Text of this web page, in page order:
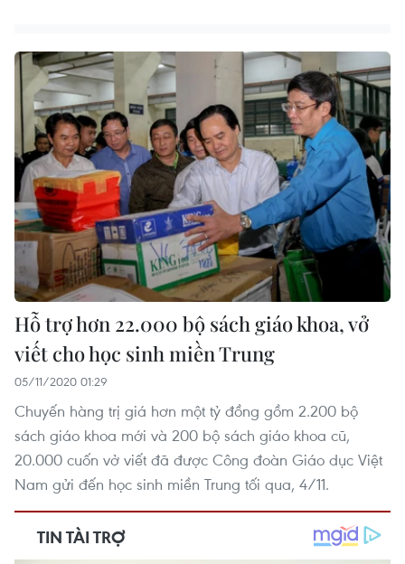
Hỗ trợ hơn 22.000 bộ sách giáo khoa, vở
viết cho học sinh miền Trung
05/11/2020 01:29
Chuyến hàng trị giá hơn một tỷ đồng gồm 2.200 bộ
sách giáo khoa mới và 200 bộ sách giáo khoa cũ,
20.000 cuốn vở viết đã được Công đoàn Giáo dục Việt
Nam gửi đến học sinh miền Trung tối qua, 4/11.